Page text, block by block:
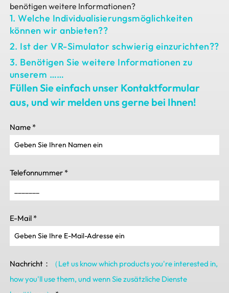
benötigen weitere Informationen?
1. Welche Individualisierungsmöglichkeiten
können wir anbieten??
2. Ist der VR-Simulator schwierig einzurichten??
3. Benötigen Sie weitere Informationen zu
unserem ……
Füllen Sie einfach unser Kontaktformular
aus, und wir melden uns gerne bei Ihnen!
Name *
Telefonnummer *
E-Mail *
Nachricht： （Let us know which products you're interested in,
how you'll use them, und wenn Sie zusätzliche Dienste